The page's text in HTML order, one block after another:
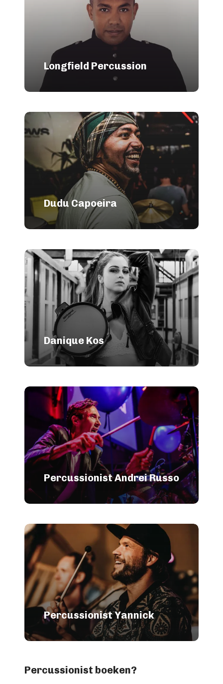
Longfield Percussion
Dudu Capoeira
Danique Kos
Percussionist Andrei Russo
Percussionist Yannick
Percussionist boeken?